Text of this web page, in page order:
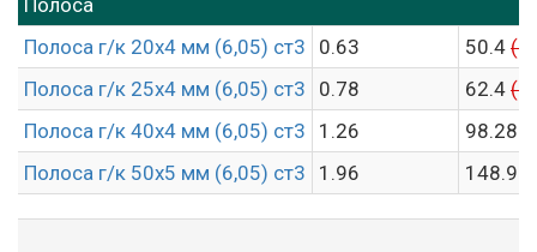
Полоса г/к 20х4 мм (6,05) ст3
0.63 50.4
Полоса г/к 25х4 мм (6,05) ст3
0.78 62.4
Полоса г/к 40х4 мм (6,05) ст3
1.26 98.28
Полоса г/к 50х5 мм (6,05) ст3
1.96 148.96